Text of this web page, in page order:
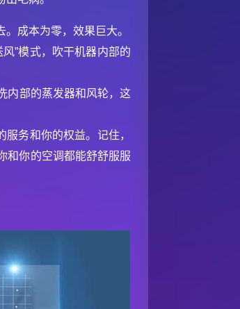
成本为零，效果巨大。
”模式，吹干机器内部的
内部的蒸发器和风轮，这
务和你的权益。记住，
和你的空调都能舒舒服服